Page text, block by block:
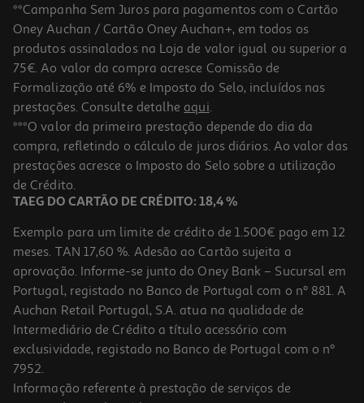
4.7 (61)
Carro Mclaren Mcl39 F1® Lego Technic 42228
229.99 €/un
229,99 €
**Campanha Sem Juros para pagamentos com o Cartão
Oney Auchan / Cartão Oney Auchan+, em todos os
produtos assinalados na Loja de valor igual ou superior a
75€. Ao valor da compra acresce Comissão de
Formalização até 6% e Imposto do Selo, incluídos nas
prestações. Consulte detalhe aqui.
***O valor da primeira prestação depende do dia da
compra, refletindo o cálculo de juros diários. Ao valor das
prestações acresce o Imposto do Selo sobre a utilização
de Crédito.
TAEG DO CARTÃO DE CRÉDITO: 18,4 %
Exemplo para um limite de crédito de 1.500€ pago em 12
meses. TAN 17,60 %. Adesão ao Cartão sujeita a
aprovação. Informe-se junto do Oney Bank – Sucursal em
Portugal, registado no Banco de Portugal com o nº 881. A
Auchan Retail Portugal, S.A. atua na qualidade de
Intermediário de Crédito a título acessório com
exclusividade, registado no Banco de Portugal com o nº
7952.
Informação referente à prestação de serviços de